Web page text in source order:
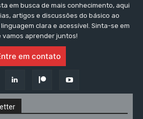
em busca de mais conhecimento, aqui
artigos e discussões do básico ao
clara e acessível. Sinta-se em
vamos aprender juntos!
em contato